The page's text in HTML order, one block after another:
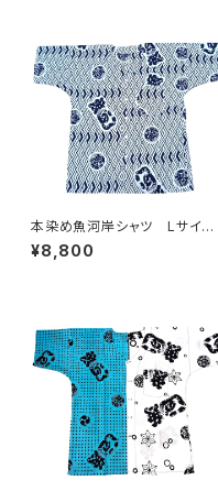
本染め魚河岸シャツ Lサイ
ズ 認定証付き 木綿晒 菱青
海波×伝統魚河岸柄 白×紺
津 浜通り 港町 祭り
¥8,800